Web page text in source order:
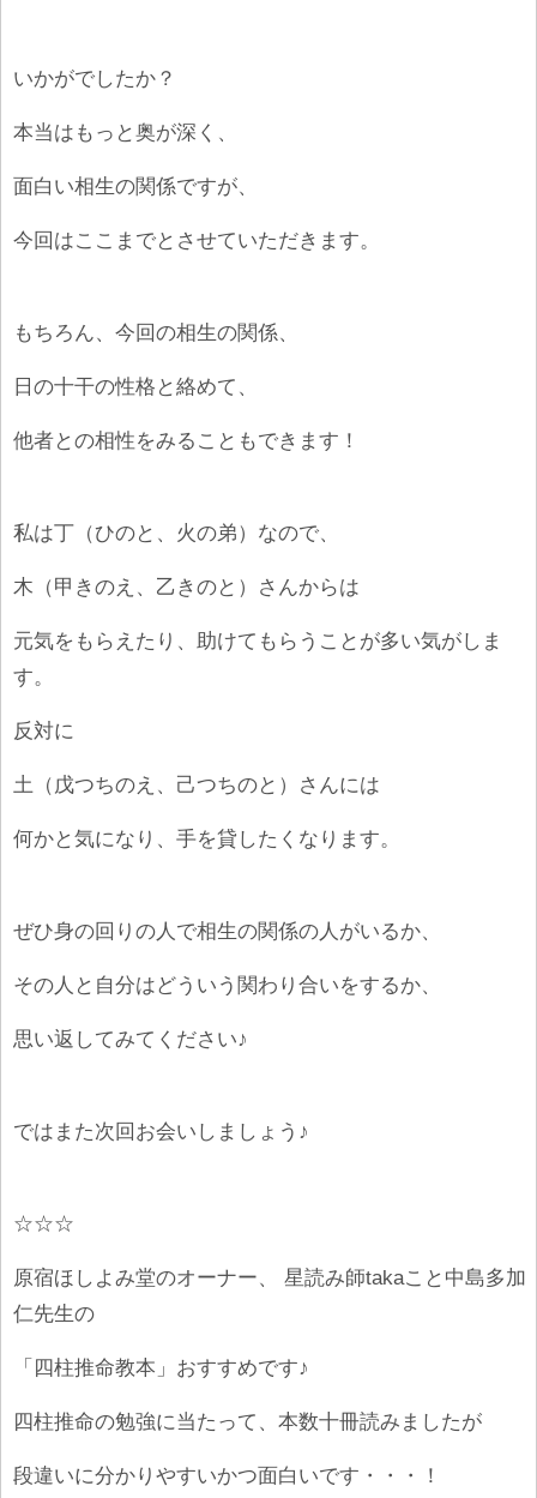
いかがでしたか？
本当はもっと奥が深く、
面白い相生の関係ですが、
今回はここまでとさせていただきます。
もちろん、今回の相生の関係、
日の十干の性格と絡めて、
他者との相性をみることもできます！
私は丁（ひのと、火の弟）なので、
木（甲きのえ、乙きのと）さんからは
元気をもらえたり、助けてもらうことが多い気がしま
す。
反対に
土（戊つちのえ、己つちのと）さんには
何かと気になり、手を貸したくなります。
ぜひ身の回りの人で相生の関係の人がいるか、
その人と自分はどういう関わり合いをするか、
思い返してみてください♪
ではまた次回お会いしましょう♪
☆☆☆
原宿ほしよみ堂のオーナー、 星読み師takaこと中島多加
仁先生の
「四柱推命教本」おすすめです♪
四柱推命の勉強に当たって、本数十冊読みましたが
段違いに分かりやすいかつ面白いです・・・！